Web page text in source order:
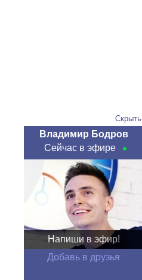
Скрыть
Владимир Бодров
Сейчас в эфире
Напиши в эфир!
Добавь в друзья